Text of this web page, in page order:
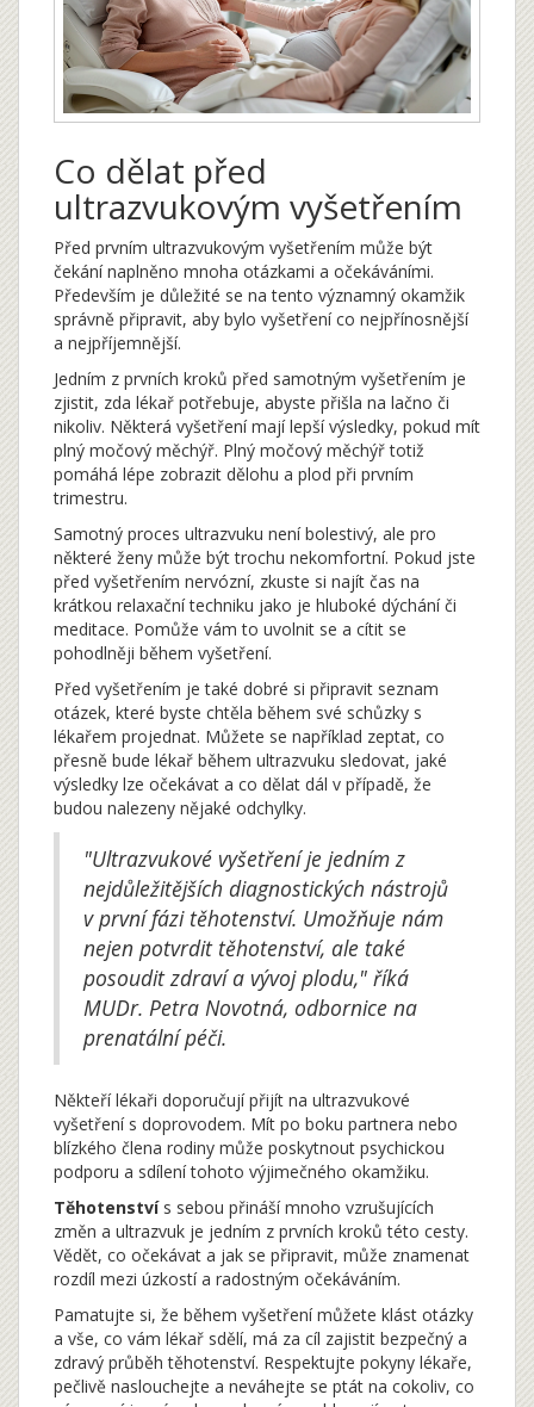
Co dělat před
ultrazvukovým vyšetřením
Před prvním ultrazvukovým vyšetřením může být
čekání naplněno mnoha otázkami a očekáváními.
Především je důležité se na tento významný okamžik
správně připravit, aby bylo vyšetření co nejpřínosnější
a nejpříjemnější.
Jedním z prvních kroků před samotným vyšetřením je
zjistit, zda lékař potřebuje, abyste přišla na lačno či
nikoliv. Některá vyšetření mají lepší výsledky, pokud mít
plný močový měchýř. Plný močový měchýř totiž
pomáhá lépe zobrazit dělohu a plod při prvním
trimestru.
Samotný proces ultrazvuku není bolestivý, ale pro
některé ženy může být trochu nekomfortní. Pokud jste
před vyšetřením nervózní, zkuste si najít čas na
krátkou relaxační techniku jako je hluboké dýchání či
meditace. Pomůže vám to uvolnit se a cítit se
pohodlněji během vyšetření.
Před vyšetřením je také dobré si připravit seznam
otázek, které byste chtěla během své schůzky s
lékařem projednat. Můžete se například zeptat, co
přesně bude lékař během ultrazvuku sledovat, jaké
výsledky lze očekávat a co dělat dál v případě, že
budou nalezeny nějaké odchylky.
"Ultrazvukové vyšetření je jedním z
nejdůležitějších diagnostických nástrojů
v první fázi těhotenství. Umožňuje nám
nejen potvrdit těhotenství, ale také
posoudit zdraví a vývoj plodu," říká
MUDr. Petra Novotná, odbornice na
prenatální péči.
Někteří lékaři doporučují přijít na ultrazvukové
vyšetření s doprovodem. Mít po boku partnera nebo
blízkého člena rodiny může poskytnout psychickou
podporu a sdílení tohoto výjimečného okamžiku.
Těhotenstvís sebou přináší mnoho vzrušujících
změn a ultrazvuk je jedním z prvních kroků této cesty.
Vědět, co očekávat a jak se připravit, může znamenat
rozdíl mezi úzkostí a radostným očekáváním.
Pamatujte si, že během vyšetření můžete klást otázky
a vše, co vám lékař sdělí, má za cíl zajistit bezpečný a
zdravý průběh těhotenství. Respektujte pokyny lékaře,
pečlivě naslouchejte a neváhejte se ptát na cokoliv, co